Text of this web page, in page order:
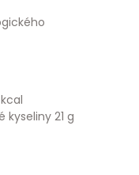
21 g